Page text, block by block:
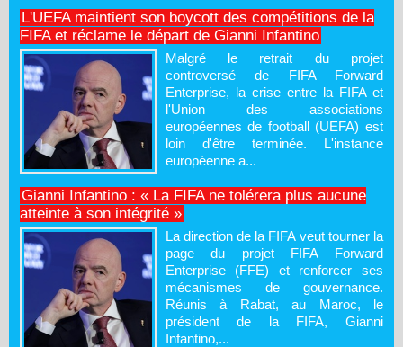
L'UEFA maintient son boycott des compétitions de la
FIFA et réclame le départ de Gianni Infantino
Malgré le retrait du projet
controversé de FIFA Forward
Enterprise, la crise entre la FIFA et
l'Union des associations
européennes de football (UEFA) est
loin d'être terminée. L'instance
européenne a...
Gianni Infantino : « La FIFA ne tolérera plus aucune
atteinte à son intégrité »
La direction de la FIFA veut tourner la
page du projet FIFA Forward
Enterprise (FFE) et renforcer ses
mécanismes de gouvernance.
Réunis à Rabat, au Maroc, le
président de la FIFA, Gianni
Infantino,...